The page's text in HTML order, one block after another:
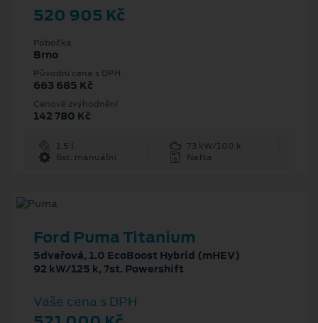
520 905 Kč
Pobočka
Brno
Původní cena s DPH
663 685 Kč
Cenové zvýhodnění
142 780 Kč
1.5 l
73 kW/100 k
6st. manuální
Nafta
Ford Puma Titanium
5dveřová, 1.0 EcoBoost Hybrid (mHEV)
92 kW/125 k, 7st. Powershift
Vaše cena s DPH